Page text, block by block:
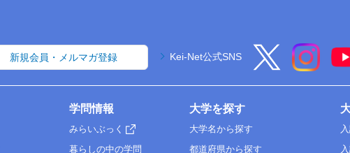
新規会員・メルマガ登録 Kei-Net公式SNS
学問情報
みらいぶっく
暮らしの中の学問
大学を探す
大学名から探す
都道府県から探す